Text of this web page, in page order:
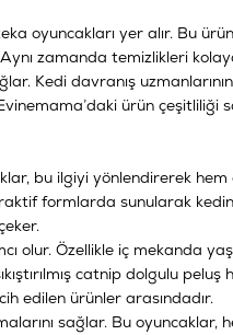
oyuncakları yer alır. Bu
zamanda temizlikleri
Kedi davranış
ürün
bu ilgiyi yönlendirerek
formlarda sunularak
olur. Özellikle iç mekanda
catnip dolgulu
edilen ürünler arasındadır.
sağlar. Bu oyuncaklar,